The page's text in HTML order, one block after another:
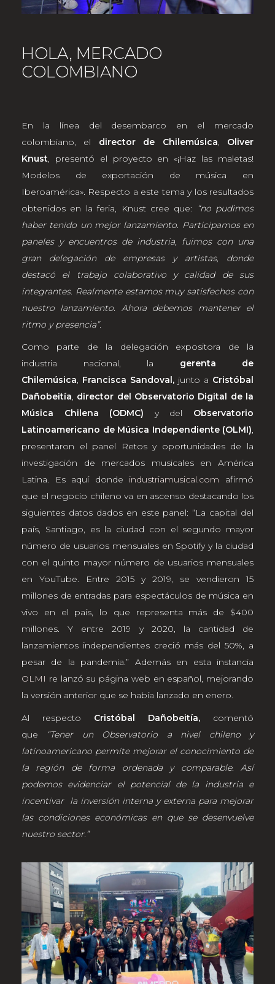
HOLA, MERCADO
COLOMBIANO
En la línea del desembarco en el mercado
colombiano, el director de Chilemúsica, Oliver
Knust, presentó el proyecto en «¡Haz las maletas!
Modelos de exportación de música en
Iberoamérica». Respecto a este tema y los resultados
obtenidos en la feria, Knust cree que: “no pudimos
haber tenido un mejor lanzamiento. Participamos en
paneles y encuentros de industria, fuimos con una
gran delegación de empresas y artistas, donde
destacó el trabajo colaborativo y calidad de sus
integrantes. Realmente estamos muy satisfechos con
nuestro lanzamiento. Ahora debemos mantener el
ritmo y presencia”.
Como parte de la delegación expositora de la
industria nacional, la gerenta de
Chilemúsica, Francisca Sandoval, junto a Cristóbal
Dañobeitía, director del Observatorio Digital de la
Música Chilena (ODMC) y del Observatorio
Latinoamericano de Música Independiente (OLMI),
presentaron el panel Retos y oportunidades de la
investigación de mercados musicales en América
Latina. Es aquí donde industriamusical.com afirmó
que el negocio chileno va en ascenso destacando los
siguientes datos dados en este panel: “La capital del
país, Santiago, es la ciudad con el segundo mayor
número de usuarios mensuales en Spotify y la ciudad
con el quinto mayor número de usuarios mensuales
en YouTube. Entre 2015 y 2019, se vendieron 15
millones de entradas para espectáculos de música en
vivo en el país, lo que representa más de $400
millones. Y entre 2019 y 2020, la cantidad de
lanzamientos independientes creció más del 50%, a
pesar de la pandemia.” Además en esta instancia
OLMI re lanzó su página web en español, mejorando
la versión anterior que se había lanzado en enero.
Al respecto Cristóbal Dañobeitía, comentó
que “Tener un Observatorio a nivel chileno y
latinoamericano permite mejorar el conocimiento de
la región de forma ordenada y comparable. Así
podemos evidenciar el potencial de la industria e
incentivar la inversión interna y externa para mejorar
las condiciones económicas en que se desenvuelve
nuestro sector.”